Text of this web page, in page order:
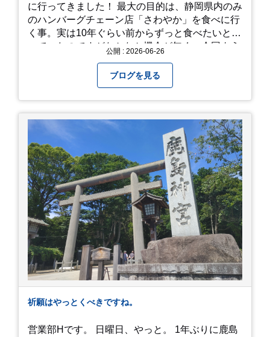
に行ってきました！ 最大の目的は、静岡県内のみ
のハンバーグチェーン店「さわやか」を食べに行
く事。実は10年ぐらい前からずっと食べたいと思
っていたのですがなかなか機会が無く、今回よう
って待機する事になったのですが、、10時頃にも
らった整理券で、お店に入れるのは12時過ぎ頃で
した。大人気とは聞いていましたがここまでと
は、、！！ 駅前ショッピングモール内の店舗だっ
たのでお買い物をしつつ待機して遂に入店。ハン
バーグはレアな焼き加減でとってもジューシーで
最高に美味しかったです！！目の前で店員さんが
カットしてくれるのもとっても良かったです。 こ
れは何個でも行けてしまう勢い、、！！！ 皆様も
静岡へ行く予定がありましたら是非とも召し上が
って見てください！予約は行っていないようなの
で、時と場合とタイミングと要相談で
す、、！！！
公開 : 2026-06-26
ブログを見る
祈願はやっとくべきですね。
営業部Hです。 日曜日、やっと。 1年ぶりに鹿島